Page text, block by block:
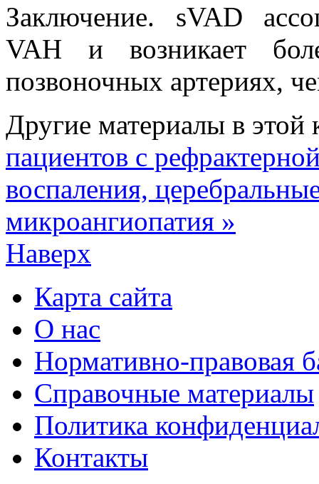
Заключение. sVAD
VAH и возникает
позвоночных артериях,
Другие материалы в этой
пациентов с
воспаления,
микроангиопатия »
Наверх
Карта сайта
О нас
Нормативно-правовая
Справочные материалы
Политика
Контакты